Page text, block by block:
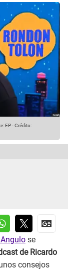
EP-Crédito:
se
de Ricardo
consejos